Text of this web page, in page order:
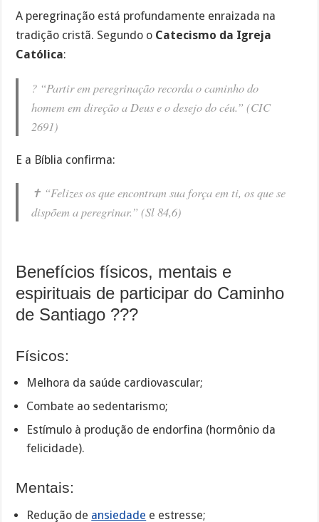
A peregrinação está profundamente enraizada na
tradição cristã. Segundo o Catecismo da Igreja
Católica:
? “Partir em peregrinação recorda o caminho do
homem em direção a Deus e o desejo do céu.” (CIC
2691)
E a Bíblia confirma:
✝️ “Felizes os que encontram sua força em ti, os que se
dispõem a peregrinar.” (Sl 84,6)
Benefícios físicos, mentais e
espirituais de participar do Caminho
de Santiago ???
Físicos:
Melhora da saúde cardiovascular;
Combate ao sedentarismo;
Estímulo à produção de endorfina (hormônio da
felicidade).
Mentais:
Redução de ansiedade e estresse;